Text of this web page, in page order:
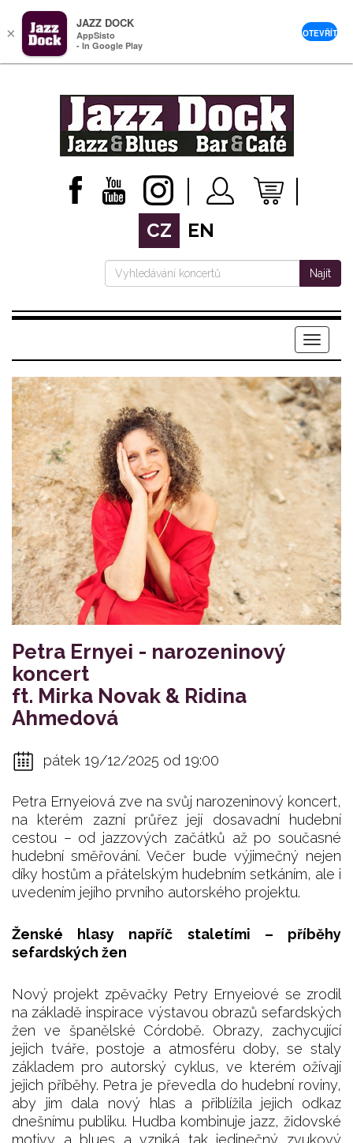
CZ EN
Najít
Menu
Petra Ernyei - narozeninový
koncert
ft. Mirka Novak & Ridina
Ahmedová
pátek 19/12/2025 od 19:00
Petra Ernyeiová zve na svůj narozeninový koncert,
na kterém zazní průřez její dosavadní hudební
cestou – od jazzových začátků až po současné
hudební směřování. Večer bude výjimečný nejen
díky hostům a přátelským hudebním setkáním, ale i
uvedením jejího prvního autorského projektu.
Ženské hlasy napříč staletími – příběhy
sefardských žen
Nový projekt zpěvačky Petry Ernyeiové se zrodil
na základě inspirace výstavou obrazů sefardských
žen ve španělské Córdobě. Obrazy, zachycující
jejich tváře, postoje a atmosféru doby, se staly
základem pro autorský cyklus, ve kterém ožívají
jejich příběhy. Petra je převedla do hudební roviny,
aby jim dala nový hlas a přiblížila jejich odkaz
dnešnímu publiku. Hudba kombinuje jazz, židovské
motivy a blues a vzniká tak jedinečný zvukový
×
JAZZ DOCK
AppSisto
- In Google Play
OTEVŘÍT